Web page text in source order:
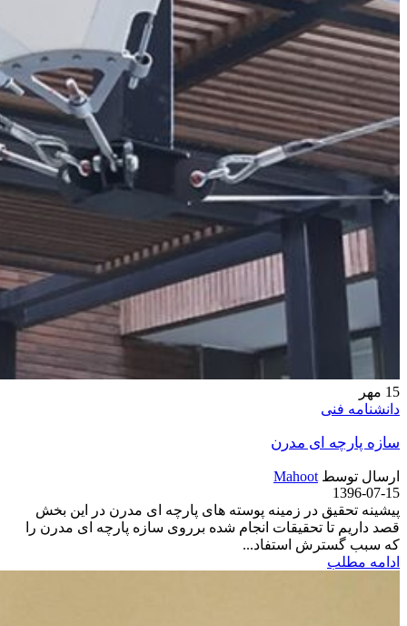
15 مهر
دانشنامه فنی
سازه پارچه ای مدرن
ارسال توسط Mahoot
1396-07-15
پیشینه تحقیق در زمینه پوسته های پارچه ای مدرن در این بخش
قصد داریم تا تحقیقات انجام شده برروی سازه پارچه ای مدرن را
که سبب گسترش استفاد...
ادامه مطلب